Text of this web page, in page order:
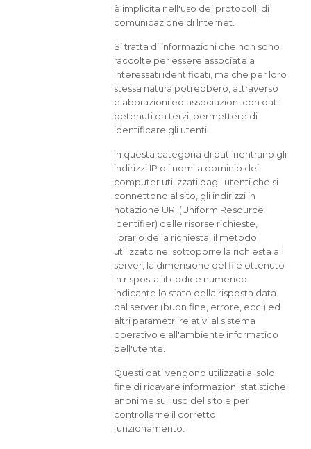
è implicita nell'uso dei protocolli di
comunicazione di Internet.
Si tratta di informazioni che non sono
raccolte per essere associate a
interessati identificati, ma che per loro
stessa natura potrebbero, attraverso
elaborazioni ed associazioni con dati
detenuti da terzi, permettere di
identificare gli utenti.
In questa categoria di dati rientrano gli
indirizzi IP o i nomi a dominio dei
computer utilizzati dagli utenti che si
connettono al sito, gli indirizzi in
notazione URI (Uniform Resource
Identifier) delle risorse richieste,
l'orario della richiesta, il metodo
utilizzato nel sottoporre la richiesta al
server, la dimensione del file ottenuto
in risposta, il codice numerico
indicante lo stato della risposta data
dal server (buon fine, errore, ecc.) ed
altri parametri relativi al sistema
operativo e all'ambiente informatico
dell'utente.
Questi dati vengono utilizzati al solo
fine di ricavare informazioni statistiche
anonime sull'uso del sito e per
controllarne il corretto
funzionamento.